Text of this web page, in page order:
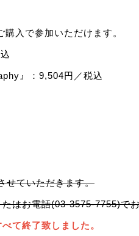
入で参加いただけます。
』：9,504円／税込
せていただきます。
はお電話(03-3575-7755)で
て終了致しました。